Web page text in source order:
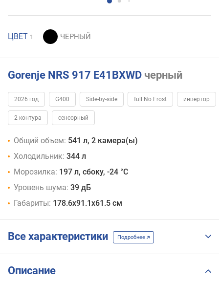
ЦВЕТ 1
Gorenje NRS 917 E41BXWD черный
2026 год G400 Side-by-side full No Frost инвертор
2 контура сенсорный
Общий объем: 541 л, 2 камера(ы)
Холодильник: 344 л
Морозилка: 197 л, сбоку, -24 °C
Уровень шума: 39 дБ
Габариты: 178.6х91.1х61.5 см
Все характеристики Подробнее
Описание